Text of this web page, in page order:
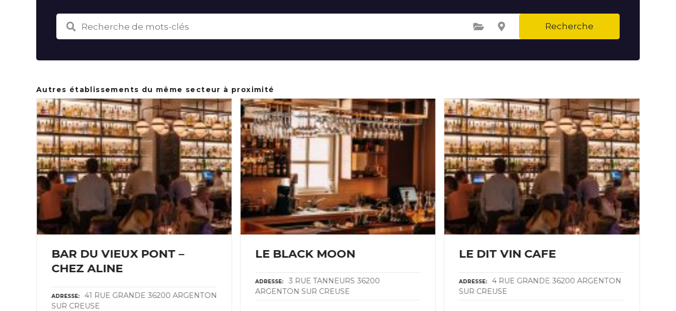
Sélectionnez une catégorie Sélectionnez le lieu Recherche
Autres établissements du même secteur à proximité
BAR DU VIEUX PONT –
CHEZ ALINE
ADRESSE
41 RUE GRANDE 36200 ARGENTON
SUR CREUSE
LE BLACK MOON
ADRESSE
3 RUE TANNEURS 36200
ARGENTON SUR CREUSE
LE DIT VIN CAFE
ADRESSE
4 RUE GRANDE 36200 ARGENTON
SUR CREUSE